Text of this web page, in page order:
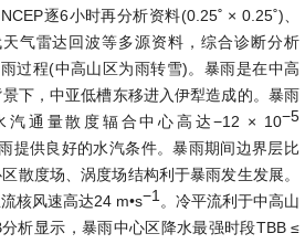
逐6小时再分析资料(0.25˚ × 0.25˚)、
气雷达回波等多源资料，综合诊断分析
过程(中高山区为雨转雪)。暴雨是在中高
下，中亚低槽东移进入伊犁造成的。暴雨
汽通量散度辐合中心高达−12 × 10−5
提供良好的水汽条件。暴雨期间边界层比
散度场、涡度场结构利于暴雨发生发展。
核风速高达24 m•s−1 。冷平流利于中高山
析显示，暴雨中心区降水最强时段TBB ≤